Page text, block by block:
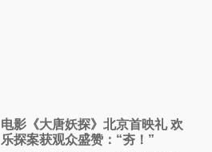
电影《大唐妖探》北京首映礼 欢
乐探案获观众盛赞：“夯！”